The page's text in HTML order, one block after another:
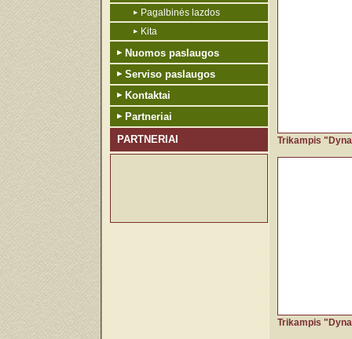
Pagalbinės lazdos
Kita
Nuomos paslaugos
Serviso paslaugos
Kontaktai
Partneriai
PARTNERIAI
Trikampis
Trikampis